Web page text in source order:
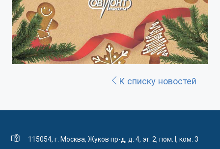
К списку новостей
115054, г. Москва, Жуков пр-д, д. 4, эт. 2, пом. I, ком. 3